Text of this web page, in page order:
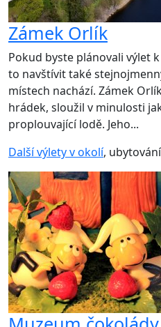
Zámek Orlík
Pokud byste plánovali výlet
to navštívit také
místech nachází. Zámek
hrádek, sloužil v minulosti
proplouvající lodě. Jeho...
Další výlety v okolí,